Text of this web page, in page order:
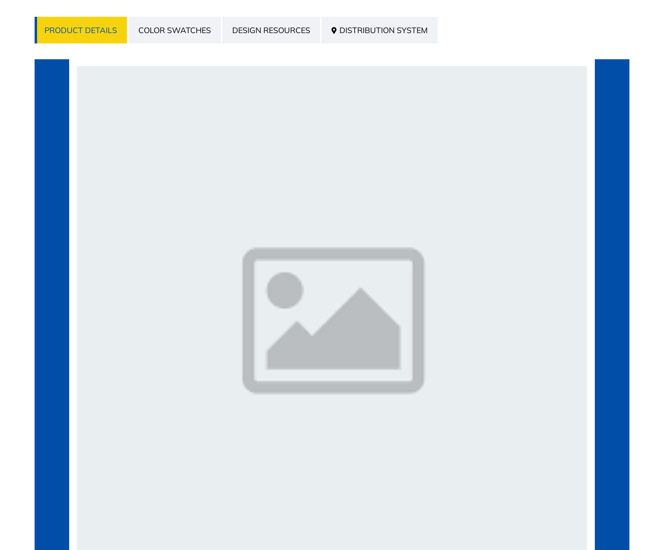
PRODUCT DETAILS COLOR SWATCHES DESIGN RESOURCES DISTRIBUTION SYSTEM